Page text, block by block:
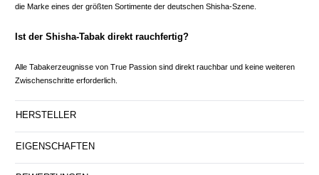
die Marke eines der größten Sortimente der deutschen Shisha-Szene.
Ist der Shisha-Tabak direkt rauchfertig?
Alle Tabakerzeugnisse von True Passion sind direkt rauchbar und keine weiteren
Zwischenschritte erforderlich.
HERSTELLER
EIGENSCHAFTEN